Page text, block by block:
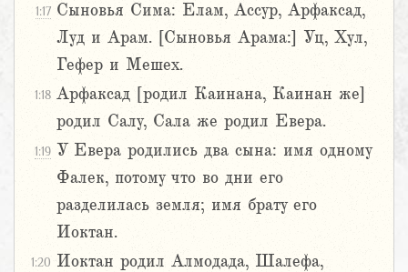
1:17 Сыновья Сима: Елам, Ассур, Арфаксад,
Луд и Арам. [Сыновья Арама:] Уц, Хул,
Гефер и Мешех.
1:18 Арфаксад [родил Каинана, Каинан же]
родил Салу, Сала же родил Евера.
1:19 У Евера родились два сына: имя одному
Фалек, потому что во дни его
разделилась земля; имя брату его
Иоктан.
1:20 Иоктан родил Алмодада, Шалефа,